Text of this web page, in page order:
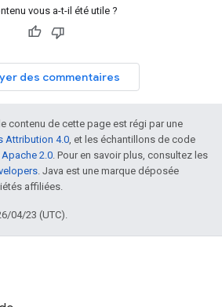
vous a-t-il été utile ?
des commentaires
contenu de cette page est régi par une
Attribution 4.0, et les échantillons de code
Apache 2.0. Pour en savoir plus, consultez les
. Java est une marque déposée
affiliées.
04/23 (UTC).